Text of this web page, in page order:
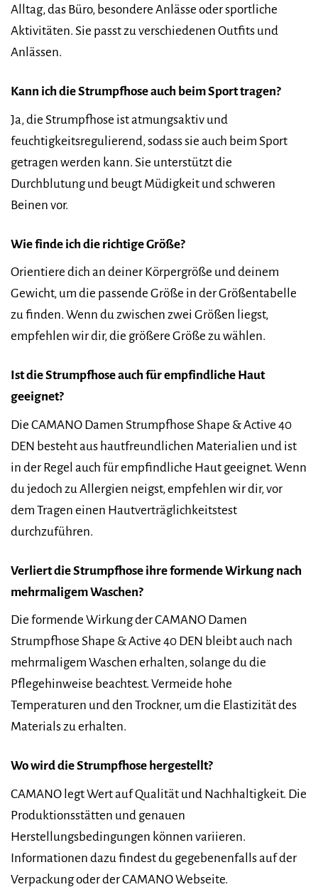
Alltag, das Büro, besondere Anlässe oder sportliche
Aktivitäten. Sie passt zu verschiedenen Outfits und
Anlässen.
Kann ich die Strumpfhose auch beim Sport tragen?
Ja, die Strumpfhose ist atmungsaktiv und
feuchtigkeitsregulierend, sodass sie auch beim Sport
getragen werden kann. Sie unterstützt die
Durchblutung und beugt Müdigkeit und schweren
Beinen vor.
Wie finde ich die richtige Größe?
Orientiere dich an deiner Körpergröße und deinem
Gewicht, um die passende Größe in der Größentabelle
zu finden. Wenn du zwischen zwei Größen liegst,
empfehlen wir dir, die größere Größe zu wählen.
Ist die Strumpfhose auch für empfindliche Haut
geeignet?
Die CAMANO Damen Strumpfhose Shape & Active 40
DEN besteht aus hautfreundlichen Materialien und ist
in der Regel auch für empfindliche Haut geeignet. Wenn
du jedoch zu Allergien neigst, empfehlen wir dir, vor
dem Tragen einen Hautverträglichkeitstest
durchzuführen.
Verliert die Strumpfhose ihre formende Wirkung nach
mehrmaligem Waschen?
Die formende Wirkung der CAMANO Damen
Strumpfhose Shape & Active 40 DEN bleibt auch nach
mehrmaligem Waschen erhalten, solange du die
Pflegehinweise beachtest. Vermeide hohe
Temperaturen und den Trockner, um die Elastizität des
Materials zu erhalten.
Wo wird die Strumpfhose hergestellt?
CAMANO legt Wert auf Qualität und Nachhaltigkeit. Die
Produktionsstätten und genauen
Herstellungsbedingungen können variieren.
Informationen dazu findest du gegebenenfalls auf der
Verpackung oder der CAMANO Webseite.